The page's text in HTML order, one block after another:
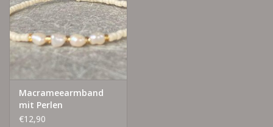
Macrameearmband
mit Perlen
€12,90